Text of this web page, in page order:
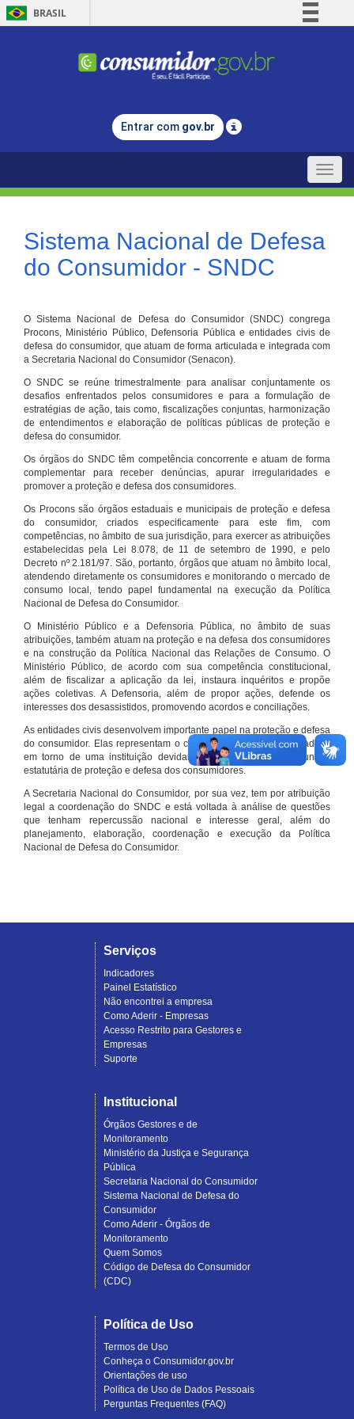
BRASIL
Comunica BR
Legislação
Entrar com gov.br
Toggle
Sistema Nacional de Defesa
do Consumidor - SNDC
O Sistema Nacional de Defesa do Consumidor (SNDC) congrega
Procons, Ministério Público, Defensoria Pública e entidades civis de
defesa do consumidor, que atuam de forma articulada e integrada com
a Secretaria Nacional do Consumidor (Senacon).
O SNDC se reúne trimestralmente para analisar conjuntamente os
desafios enfrentados pelos consumidores e para a formulação de
estratégias de ação, tais como, fiscalizações conjuntas, harmonização
de entendimentos e elaboração de políticas públicas de proteção e
defesa do consumidor.
Os órgãos do SNDC têm competência concorrente e atuam de forma
complementar para receber denúncias, apurar irregularidades e
promover a proteção e defesa dos consumidores.
Os Procons são órgãos estaduais e municipais de proteção e defesa
do consumidor, criados especificamente para este fim, com
competências, no âmbito de sua jurisdição, para exercer as atribuições
estabelecidas pela Lei 8.078, de 11 de setembro de 1990, e pelo
Decreto nº 2.181/97. São, portanto, órgãos que atuam no âmbito local,
atendendo diretamente os consumidores e monitorando o mercado de
consumo local, tendo papel fundamental na execução da Política
Nacional de Defesa do Consumidor.
O Ministério Público e a Defensoria Pública, no âmbito de suas
atribuições, também atuam na proteção e na defesa dos consumidores
e na construção da Política Nacional das Relações de Consumo. O
Ministério Público, de acordo com sua competência constitucional,
além de fiscalizar a aplicação da lei, instaura inquéritos e propõe
ações coletivas. A Defensoria, além de propor ações, defende os
interesses dos desassistidos, promovendo acordos e conciliações.
As entidades civis desenvolvem importante papel na proteção e defesa
do consumidor. Elas representam o conjunto organizado de cidadãos
em torno de uma instituição devidamente registrada e com função
estatutária de proteção e defesa dos consumidores.
A Secretaria Nacional do Consumidor, por sua vez, tem por atribuição
legal a coordenação do SNDC e está voltada à análise de questões
que tenham repercussão nacional e interesse geral, além do
planejamento, elaboração, coordenação e execução da Política
Nacional de Defesa do Consumidor.
Serviços
Indicadores
Painel Estatístico
Não encontrei a empresa
Como Aderir - Empresas
Acesso Restrito para Gestores e
Empresas
Suporte
Institucional
Órgãos Gestores e de
Monitoramento
Ministério da Justiça e Segurança
Pública
Secretaria Nacional do Consumidor
Sistema Nacional de Defesa do
Consumidor
Como Aderir - Órgãos de
Monitoramento
Quem Somos
Código de Defesa do Consumidor
(CDC)
Política de Uso
Termos de Uso
Conheça o Consumidor.gov.br
Orientações de uso
Política de Uso de Dados Pessoais
Perguntas Frequentes (FAQ)